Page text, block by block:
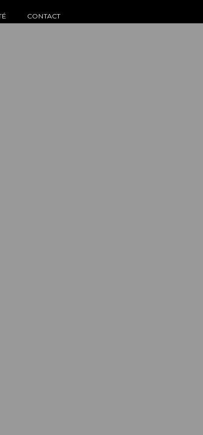
CONTACT